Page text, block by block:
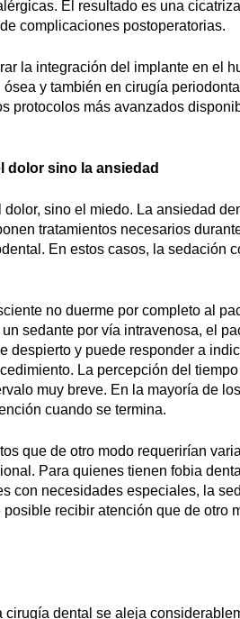
El resultado es una
complicaciones postoperatorias.
la integración del implante en el
y también en cirugía
protocolos más avanzados
dolor sino la ansiedad
sino el miedo. La ansiedad
tratamientos necesarios
En estos casos, la sedación
no duerme por completo al
sedante por vía intravenosa, el
despierto y puede responder a
La percepción del
muy breve. En la mayoría de
cuando se termina.
que de otro modo requerirían
Para quienes tienen fobia
con necesidades especiales, la
recibir atención que de otro
dental se aleja